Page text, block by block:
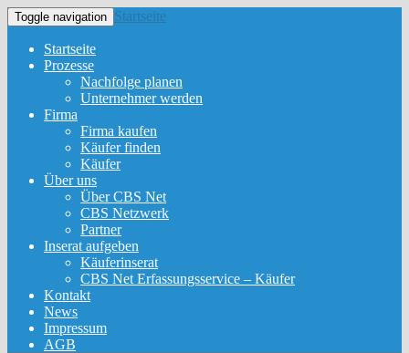
Toggle navigation Startseite
Startseite
Prozesse
Nachfolge planen
Unternehmer werden
Firma
Firma kaufen
Käufer finden
Käufer
Über uns
Über CBS Net
CBS Netzwerk
Partner
Inserat aufgeben
Käuferinserat
CBS Net Erfassungsservice – Käufer
Kontakt
News
Impressum
AGB